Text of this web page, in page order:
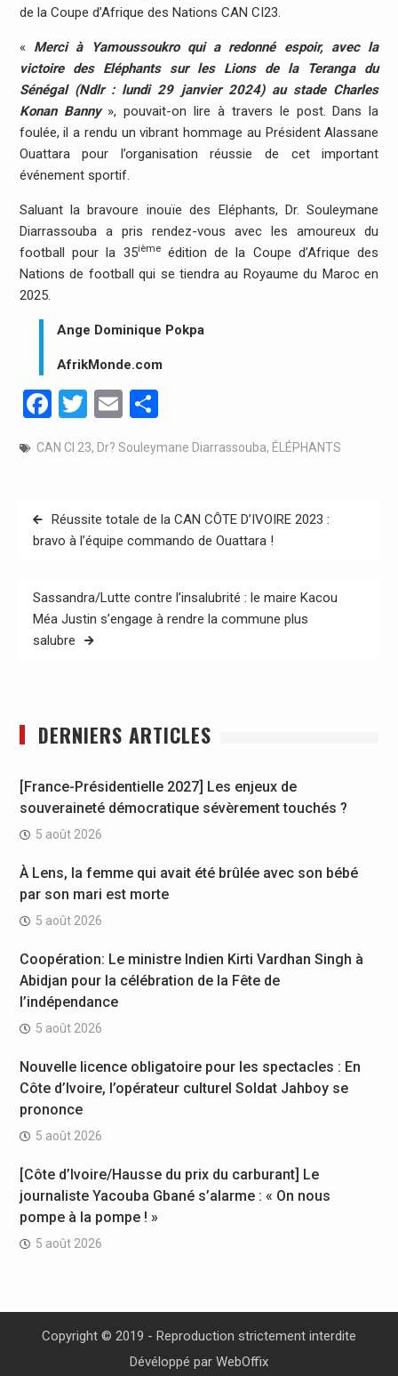
de la Coupe d’Afrique des Nations CAN CI23.
« Merci à Yamoussoukro qui a redonné espoir, avec la
victoire des Eléphants sur les Lions de la Teranga du
Sénégal (Ndlr : lundi 29 janvier 2024) au stade Charles
Konan Banny», pouvait-on lire à travers le post. Dans la
foulée, il a rendu un vibrant hommage au Président Alassane
Ouattara pour l’organisation réussie de cet important
événement sportif.
Saluant la bravoure inouïe des Eléphants, Dr. Souleymane
Diarrassouba a pris rendez-vous avec les amoureux du
football pour la 35ièmeédition de la Coupe d’Afrique des
Nations de football qui se tiendra au Royaume du Maroc en
2025.
Ange Dominique Pokpa
AfrikMonde.com
Facebook
Twitter
EmailPartager
CAN CI 23, Dr? Souleymane Diarrassouba, ÉLÉPHANTS
Navigation
de
Réussite totale de la CAN CÔTE D’IVOIRE 2023 :
bravo à l’équipe commando de Ouattara !
Sassandra/Lutte contre l’insalubrité : le maire Kacou
Méa Justin s’engage à rendre la commune plus
salubre
DERNIERS ARTICLES
[France-Présidentielle 2027] Les enjeux de
souveraineté démocratique sévèrement touchés ?
5 août 2026
À Lens, la femme qui avait été brûlée avec son bébé
par son mari est morte
5 août 2026
Coopération: Le ministre Indien Kirti Vardhan Singh à
Abidjan pour la célébration de la Fête de
l’indépendance
5 août 2026
Nouvelle licence obligatoire pour les spectacles : En
Côte d’Ivoire, l’opérateur culturel Soldat Jahboy se
prononce
5 août 2026
[Côte d’Ivoire/Hausse du prix du carburant] Le
journaliste Yacouba Gbané s’alarme : « On nous
pompe à la pompe ! »
5 août 2026
Copyright © 2019 - Reproduction strictement interdite
Dévéloppé par WebOffix